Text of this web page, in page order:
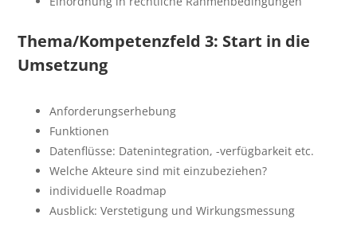
Thema/Kompetenzfeld 3: Start in die
Umsetzung
Anforderungserhebung
Funktionen
Datenflüsse: Datenintegration, -verfügbarkeit etc.
Welche Akteure sind mit einzubeziehen?
individuelle Roadmap
Ausblick: Verstetigung und Wirkungsmessung